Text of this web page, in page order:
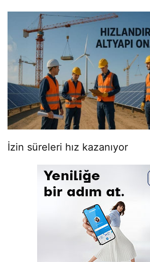
İzin süreleri hız kazanıyor